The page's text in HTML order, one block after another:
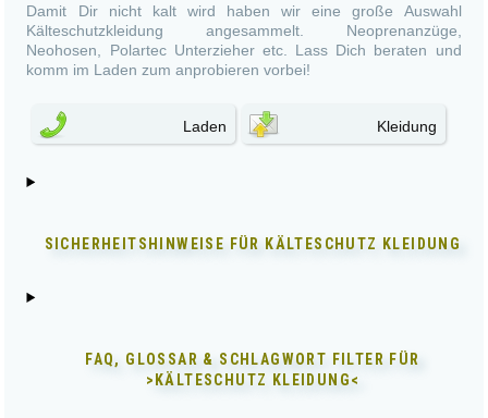
Damit Dir nicht kalt wird haben wir eine große Auswahl
Kälteschutzkleidung angesammelt. Neoprenanzüge,
Neohosen, Polartec Unterzieher etc. Lass Dich beraten und
komm im Laden zum anprobieren vorbei!
Laden Kleidung
SICHERHEITSHINWEISE FÜR KÄLTESCHUTZ KLEIDUNG
FAQ, GLOSSAR & SCHLAGWORT FILTER FÜR
>KÄLTESCHUTZ KLEIDUNG<